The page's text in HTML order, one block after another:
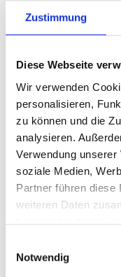
Zustimmung
Diese Webseite
Wir verwenden
personalisieren,
zu können und die
analysieren.
Verwendung
soziale Medien,
Partner führen diese
weiteren Daten
Notwendig
Nachname*
E-Mail*
Strasse/Nr.
PLZ/Ort
Telefon*
Firma*